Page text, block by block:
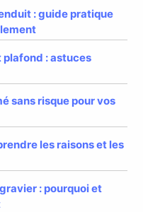
: guide pratique
plafond : astuces
sans risque pour vos
les raisons et les
: pourquoi et